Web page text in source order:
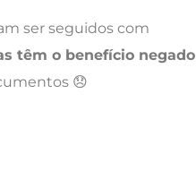
ser seguidos com
têm o benefício negado
😞